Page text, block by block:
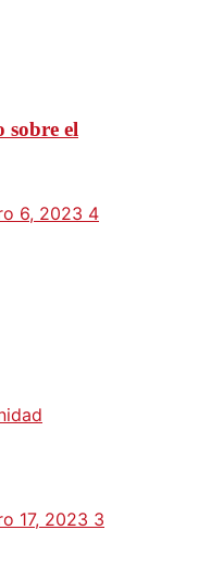
sobre el
6, 2023 4
17, 2023 3